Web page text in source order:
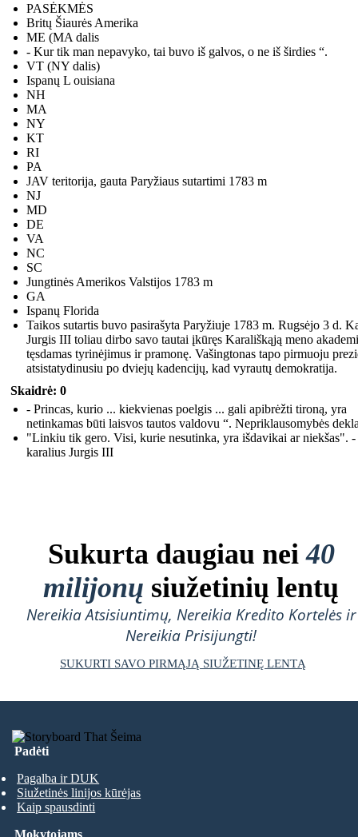
PASĖKMĖS
Britų Šiaurės Amerika
ME (MA dalis
- Kur tik man nepavyko, tai buvo iš galvos, o ne iš širdies “.
VT (NY dalis)
Ispanų L ouisiana
NH
MA
NY
KT
RI
PA
JAV teritorija, gauta Paryžiaus sutartimi 1783 m
NJ
MD
DE
VA
NC
SC
Jungtinės Amerikos Valstijos 1783 m
GA
Ispanų Florida
Taikos sutartis buvo pasirašyta Paryžiuje 1783 m. Rugsėjo 3 d.
Jurgis III toliau dirbo savo tautai įkūręs Karališkąją meno
tęsdamas tyrinėjimus ir pramonę. Vašingtonas tapo pirmuoju
atsistatydinusiu po dviejų kadencijų, kad vyrautų demokratija.
Skaidrė: 0
- Princas, kurio ... kiekvienas poelgis ... gali apibrėžti tironą, yra
netinkamas būti laisvos tautos valdovu “. Nepriklausomybės
"Linkiu tik gero. Visi, kurie nesutinka, yra išdavikai ar niekšas". -
karalius Jurgis III
Sukurta daugiau nei40
milijonų siužetinių lentų
Nereikia Atsisiuntimų, Nereikia Kredito Kortelės ir
Nereikia Prisijungti!
SUKURTI SAVO PIRMĄJĄ SIUŽETINĘ LENTĄ
Padėti
Pagalba ir DUK
Siužetinės linijos kūrėjas
Kaip spausdinti
Mokytojams